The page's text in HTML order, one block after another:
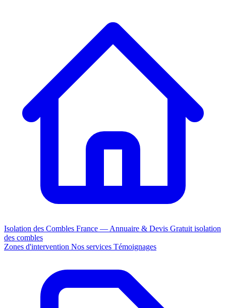
Isolation des Combles France — Annuaire & Devis Gratuit isolation
des combles
Zones d'intervention Nos services Témoignages